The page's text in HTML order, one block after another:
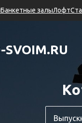
Банкетные залыЛофт
SVOIM.RU